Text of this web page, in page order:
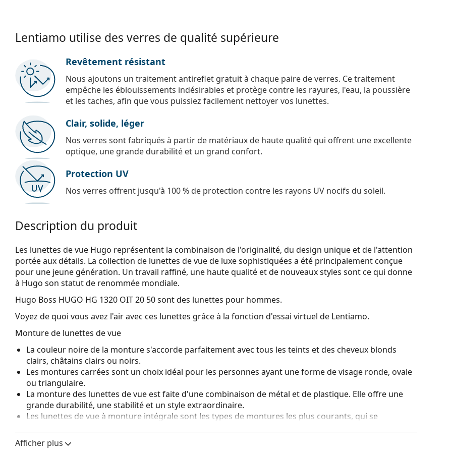
Lentiamo utilise des verres de qualité supérieure
Revêtement résistant
Nous ajoutons un traitement antireflet gratuit à chaque paire de verres. Ce traitement
empêche les éblouissements indésirables et protège contre les rayures, l'eau, la poussière
et les taches, afin que vous puissiez facilement nettoyer vos lunettes.
Clair, solide, léger
Nos verres sont fabriqués à partir de matériaux de haute qualité qui offrent une excellente
optique, une grande durabilité et un grand confort.
Protection UV
Nos verres offrent jusqu'à 100 % de protection contre les rayons UV nocifs du soleil.
Description du produit
Les lunettes de vue Hugo représentent la combinaison de l'originalité, du design unique et de l'attention
portée aux détails. La collection de lunettes de vue de luxe sophistiquées a été principalement conçue
pour une jeune génération. Un travail raffiné, une haute qualité et de nouveaux styles sont ce qui donne
à Hugo son statut de renommée mondiale.
Hugo Boss HUGO HG 1320 OIT 20 50sont des lunettes pour hommes.
Voyez de quoi vous avez l'air avec ces lunettes grâce à la fonction d'essai virtuel de Lentiamo.
Monture de lunettes de vue
La couleur noire de la monture s'accorde parfaitement avec tous les teints et des cheveux blonds
clairs, châtains clairs ou noirs.
Les montures carrées sont un choix idéal pour les personnes ayant une forme de visage ronde, ovale
ou triangulaire.
La monture des lunettes de vue est faite d'une combinaison de métal et de plastique. Elle offre une
grande durabilité, une stabilité et un style extraordinaire.
Les lunettes de vue à monture intégrale sont les types de montures les plus courants, qui se
votre style grâce à leur design remarquable. L'un de leurs avantages est la robustesse, la durabilité, le
fait qu'elles enferment entièrement le verre, et surtout leur protection contre les dommages. Ce type
Afficher plus